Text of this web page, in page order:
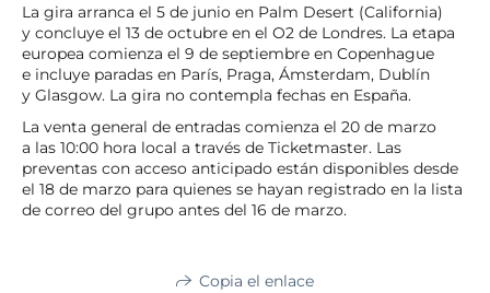
La gira arranca el 5 de junio en Palm Desert (California)
y concluye el 13 de octubre en el O2 de Londres. La etapa
europea comienza el 9 de septiembre en Copenhague
e incluye paradas en París, Praga, Ámsterdam, Dublín
y Glasgow. La gira no contempla fechas en España.
La venta general de entradas comienza el 20 de marzo
a las 10:00 hora local a través de Ticketmaster. Las
preventas con acceso anticipado están disponibles desde
el 18 de marzo para quienes se hayan registrado en la lista
de correo del grupo antes del 16 de marzo.
Copia el enlace